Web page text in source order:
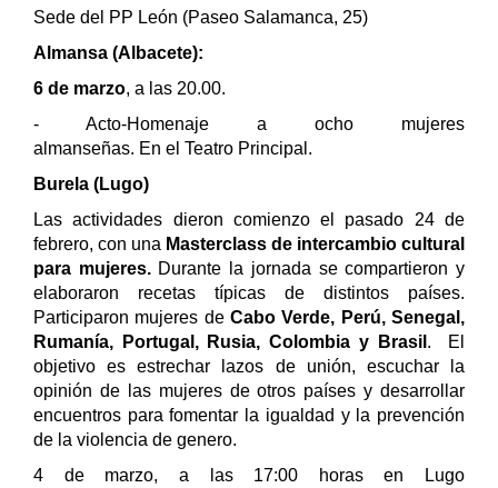
Sede del PP León (Paseo Salamanca, 25)
Almansa (Albacete):
6 de marzo, a las 20.00.
- Acto-Homenaje a ocho mujeres
almanseñas. En el Teatro Principal.
Burela (Lugo)
Las actividades dieron comienzo el pasado 24 de
febrero, con una Masterclass de intercambio cultural
para mujeres. Durante la jornada se compartieron y
elaboraron recetas típicas de distintos países.
Participaron mujeres de Cabo Verde, Perú, Senegal,
Rumanía, Portugal, Rusia, Colombia y Brasil . El
objetivo es estrechar lazos de unión, escuchar la
opinión de las mujeres de otros países y desarrollar
encuentros para fomentar la igualdad y la prevención
de la violencia de genero.
4 de marzo, a las 17:00 horas en Lugo